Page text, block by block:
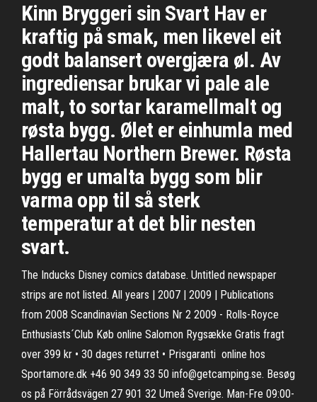
Kinn Bryggeri sin Svart Hav er
kraftig på smak, men likevel eit
godt balansert overgjæra øl. Av
ingrediensar brukar vi pale ale
malt, to sortar karamellmalt og
røsta bygg. Ølet er einhumla med
Hallertau Northern Brewer. Røsta
bygg er umalta bygg som blir
varma opp til så sterk
temperatur at det blir nesten
svart.
The Inducks Disney comics database. Untitled newspaper
strips are not listed. All years | 2007 | 2009 | Publications
from 2008 Scandinavian Sections Nr 2 2009 - Rolls-Royce
Enthusiasts´Club Køb online Salomon Rygsække Gratis fragt
over 399 kr • 30 dages returret • Prisgaranti ️ online hos
Sportamore.dk +46 90 349 33 50 info@getcamping.se. Besøg
os på Förrådsvägen 27 901 32 Umeå Sverige. Man-Fre 09:00-